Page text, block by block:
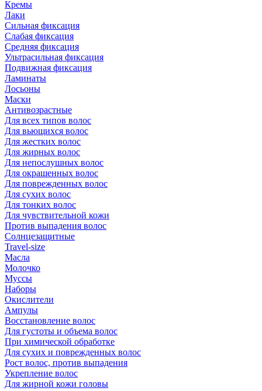
Кремы
Лаки
Сильная фиксация
Слабая фиксация
Средняя фиксация
Ультрасильная фиксация
Подвижная фиксация
Ламинаты
Лосьоны
Маски
Антивозрастные
Для всех типов волос
Для вьющихся волос
Для жестких волос
Для жирных волос
Для непослушных волос
Для окрашенных волос
Для поврежденных волос
Для сухих волос
Для тонких волос
Для чувствительной кожи
Против выпадения волос
Солнцезащитные
Travel-size
Масла
Молочко
Муссы
Наборы
Окислители
Ампулы
Восстановление волос
Для густоты и объема волос
При химической обработке
Для сухих и поврежденных волос
Рост волос, против выпадения
Укрепление волос
Для жирной кожи головы